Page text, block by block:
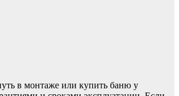
в монтаже или купить баню у